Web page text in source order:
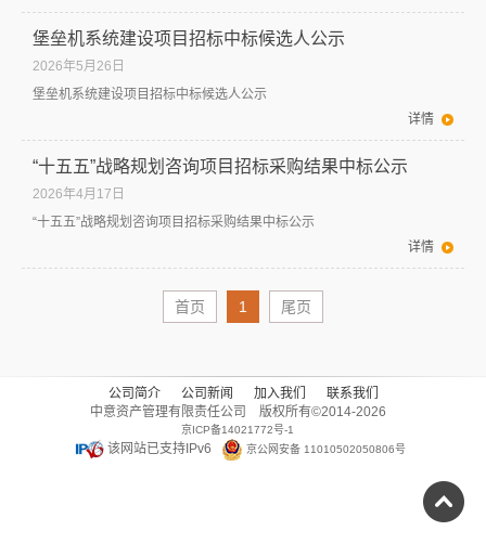
堡垒机系统建设项目招标中标候选人公示
2026年5月26日
堡垒机系统建设项目招标中标候选人公示
详情
“十五五”战略规划咨询项目招标采购结果中标公示
2026年4月17日
“十五五”战略规划咨询项目招标采购结果中标公示
详情
首页 1 尾页
公司简介 公司新闻 加入我们
联系我们
中意资产管理有限责任公司 版权所有©2014-2026
京ICP备14021772号-1
该网站已支持IPv6 京公网安备 11010502050806号